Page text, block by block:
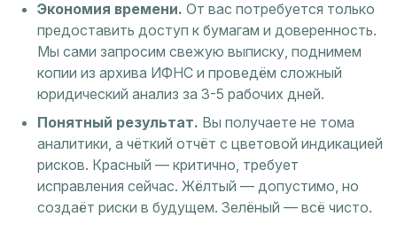
Экономия времени. От вас потребуется только
предоставить доступ к бумагам и доверенность.
Мы сами запросим свежую выписку, поднимем
копии из архива ИФНС и проведём сложный
юридический анализ за 3-5 рабочих дней.
Понятный результат. Вы получаете не тома
аналитики, а чёткий отчёт с цветовой индикацией
рисков. Красный — критично, требует
исправления сейчас. Жёлтый — допустимо, но
создаёт риски в будущем. Зелёный — всё чисто.